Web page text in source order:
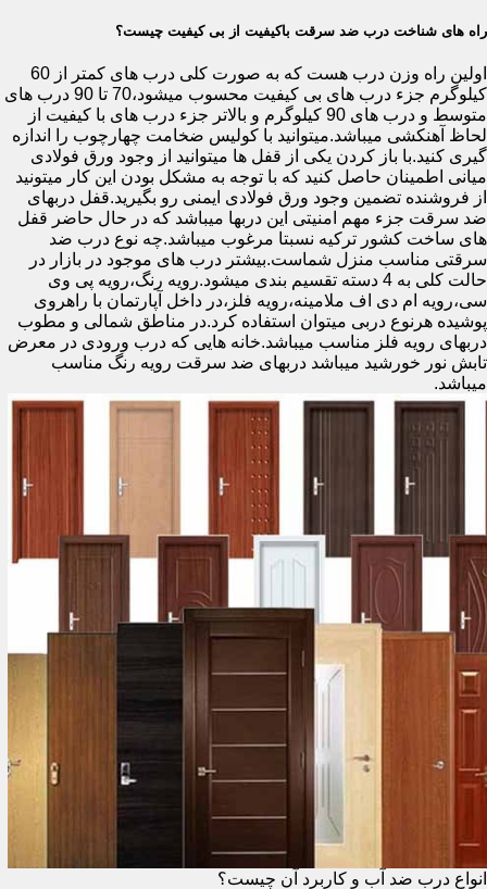
راه های شناخت درب ضد سرقت باکیفیت از بی کیفیت چیست؟
اولین راه وزن درب هست که به صورت کلی درب های کمتر از 60
کیلوگرم جزء درب های بی کیفیت محسوب میشود،70 تا 90 درب های
متوسط و درب های 90 کیلوگرم و بالاتر جزء درب های با کیفیت از
لحاظ آهنکشی میباشد.میتوانید با کولیس ضخامت چهارچوب را اندازه
گیری کنید.با باز کردن یکی از قفل ها میتوانید از وجود ورق فولادی
میانی اطمینان حاصل کنید که با توجه به مشکل بودن این کار میتونید
از فروشنده تضمین وجود ورق فولادی ایمنی رو بگیرید.قفل دربهای
ضد سرقت جزء مهم امنیتی این دربها میباشد که در حال حاضر قفل
های ساخت کشور ترکیه نسبتا مرغوب میباشد.چه نوع درب ضد
سرقتی مناسب منزل شماست.بیشتر درب های موجود در بازار در
حالت کلی به 4 دسته تقسیم بندی میشود.رویه رنگ،رویه پی وی
سی،رویه ام دی اف ملامینه،رویه فلز،در داخل آپارتمان با راهروی
پوشیده هرنوع دربی میتوان استفاده کرد.در مناطق شمالی و مطوب
دربهای رویه فلز مناسب میباشد.خانه هایی که درب ورودی در معرض
تابش نور خورشید میباشد دربهای ضد سرقت رویه رنگ مناسب
میباشد.
انواع درب ضد آب و کاربرد آن چیست؟